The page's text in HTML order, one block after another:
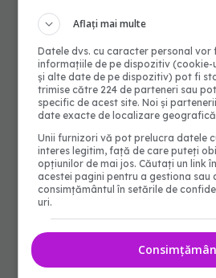
Aflați mai multe
Datele dvs. cu caracter personal vor
informațiile de pe dispozitiv
și alte date de pe dispozitiv) pot fi
trimise către 224 de parteneri sau
specific de acest site. Noi și
date exacte de localizare
Unii furnizori vă pot prelucra datele
interes legitim, față de care puteți
opțiunilor de mai jos. Căutați un link
acestei pagini pentru a gestiona sau
consimțământul în setările de
uri.